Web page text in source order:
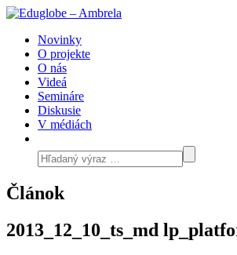
Novinky
O projekte
O nás
Videá
Semináre
Diskusie
V médiách
Článok
2013_12_10_ts_md